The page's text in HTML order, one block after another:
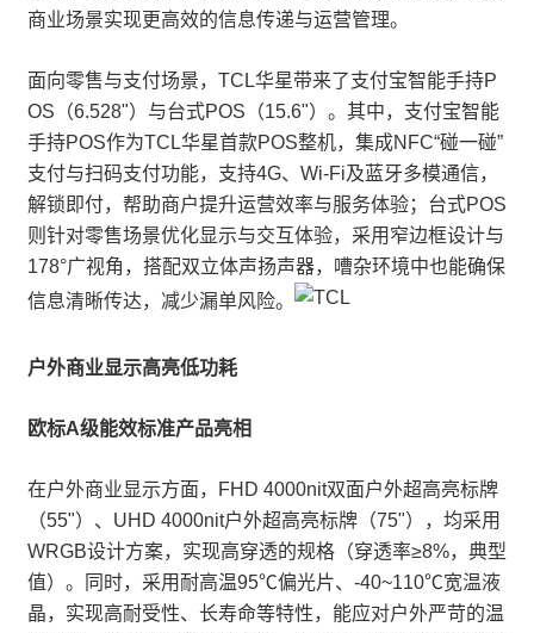
商业场景实现更高效的信息传递与运营管理。
面向零售与支付场景，TCL华星带来了支付宝智能手持P
OS（6.528"）与台式POS（15.6"）。其中，支付宝智能
手持POS作为TCL华星首款POS整机，集成NFC“碰一碰”
支付与扫码支付功能，支持4G、Wi-Fi及蓝牙多模通信，
解锁即付，帮助商户提升运营效率与服务体验；台式POS
则针对零售场景优化显示与交互体验，采用窄边框设计与
178°广视角，搭配双立体声扬声器，嘈杂环境中也能确保
信息清晰传达，减少漏单风险。
户外商业显示高亮低功耗
欧标A级能效标准产品亮相
在户外商业显示方面，FHD 4000nit双面户外超高亮标牌
（55"）、UHD 4000nit户外超高亮标牌（75"），均采用
WRGB设计方案，实现高穿透的规格（穿透率≥8%，典型
值）。同时，采用耐高温95℃偏光片、-40~110℃宽温液
晶，实现高耐受性、长寿命等特性，能应对户外严苛的温